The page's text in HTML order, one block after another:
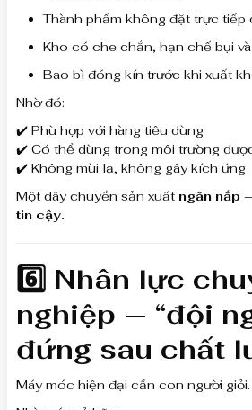
Thành phẩm không đặt trực tiếp
Kho có che chắn, hạn chế bụi
Bao bì đóng kín trước khi xuất
Nhờ đó:
✔️ Phù hợp với hàng tiêu dùng
✔️ Có thể dùng trong môi trường
✔️ Không mùi lạ, không gây kích ứng
Một dây chuyền sản xuất ngăn nắp
tin cậy.
6️⃣ Nhân lực
nghiệp — “đội
đứng sau chất
Máy móc hiện đại cần con người giỏi.